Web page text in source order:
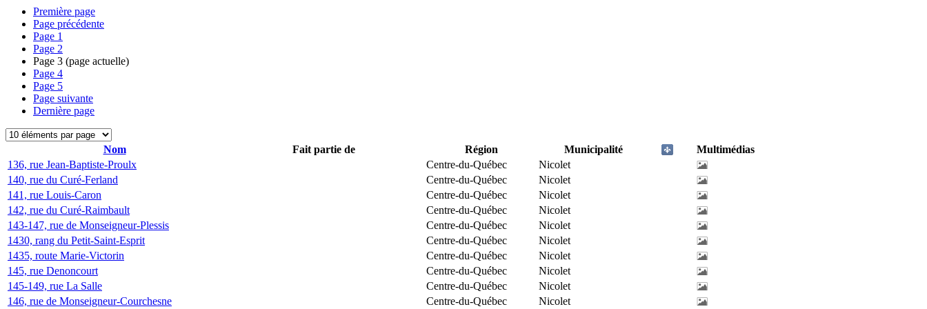
Première page
Page précédente
Page 1
Page 2
Page 3 (page actuelle)
Page 4
Page 5
Page suivante
Dernière page
Nom Fait partie de Région Municipalité
Multimédias
136, rue Jean-Baptiste-Proulx
Centre-du-Québec
Nicolet
140, rue du Curé-Ferland
Centre-du-Québec
Nicolet
141, rue Louis-Caron
Centre-du-Québec
Nicolet
142, rue du Curé-Raimbault
Centre-du-Québec
Nicolet
143-147, rue de Monseigneur-Plessis
Centre-du-Québec
Nicolet
1430, rang du Petit-Saint-Esprit
Centre-du-Québec
Nicolet
1435, route Marie-Victorin
Centre-du-Québec
Nicolet
145, rue Denoncourt
Centre-du-Québec
Nicolet
145-149, rue La Salle
Centre-du-Québec
Nicolet
146, rue de Monseigneur-Courchesne
Centre-du-Québec Nicolet